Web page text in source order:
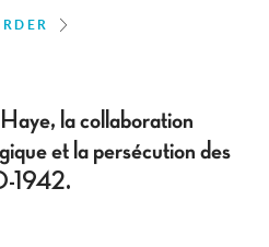
la collaboration
et la persécution des
1942.